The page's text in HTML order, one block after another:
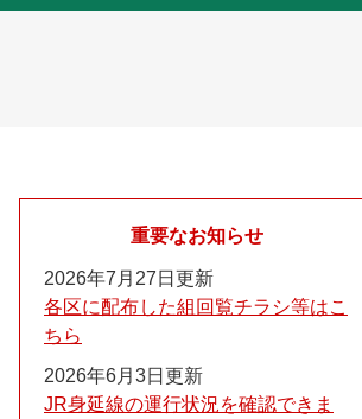
重要なお知らせ
2026年7月27日更新
各区に配布した組回覧チラシ等はこ
ちら
2026年6月3日更新
JR身延線の運行状況を確認できま